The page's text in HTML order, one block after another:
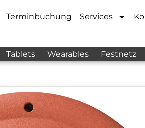
Terminbuchung Services
Tablets Wearables Festnetz